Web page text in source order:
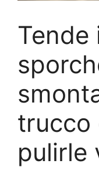
Tende
trucco
pulirle